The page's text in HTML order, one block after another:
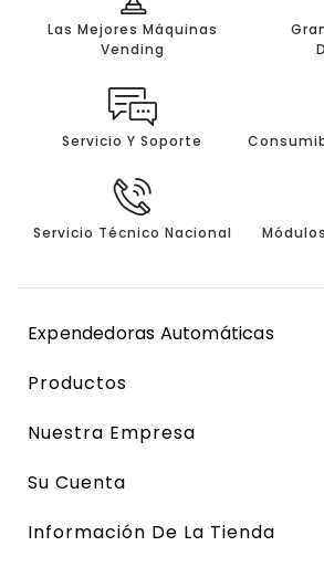
Las Mejores Máquinas
Vending
Servicio Y Soporte
Servicio Técnico Nacional
Expendedoras Automáticas
Productos
Nuestra Empresa
Su Cuenta
Información De La Tienda